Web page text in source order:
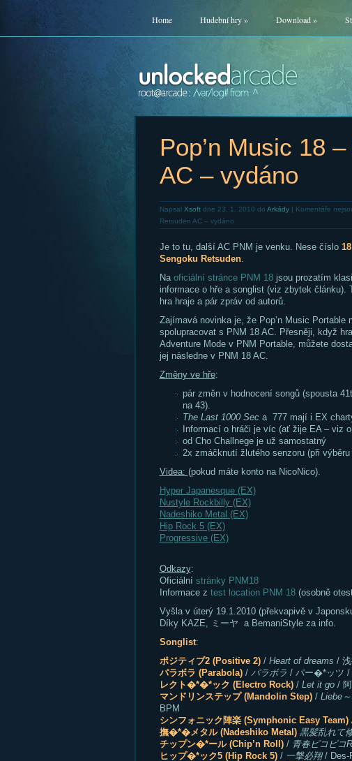
Home Hudební hry» Download»
Pop’n Music 18
AC – vydáno
Napsal Xsoftdne 23. 1. 2010 do Arkády| Komentáře
Retsuden AC – vydáno
Je to tu, další AC PNM je venku. Nese číslo 18
Sengoku Retsuden.
Na oficiální stránce PNM 18jsou prozatím
informace o hře a songlist (viz zbytek článku).
hra hraje a pár zpráv od autorů.
Zajímavá novinka je, že Pop’n Music Portable
spolupracovat s PNM 18 AC. Přesněji, když
Adventure Mode v PNM Portable, můžete
jej následne v PNM 18 AC.
Změny ve hře:
pár změn v hodnocení songů (spousta
na 43).
The Last 1000 Seca 777 mají i EX
Informací o hráči je víc (ať žije EA – viz
od Cho Challnege je už samostatný
2x zmáčknutí žlutého senzoru (při
Videa: (pokud máte konto na NicoNico).
Hyper Japanesque (EX)
Nustyle Rockbilly (EX)
Nadeshiko Metal (EX)
Hip Rock 5 (EX)
Progressive (EX)
Odkazy:
Oficiální stránky PNM18
Informace z test location PNM 18(osobně
Vyšla v úterý 19.1.2010 (překvapivě v
Díky KAZE, ミーヤ a BemaniStyle za info.
Songlist:
ポジティブ2 (Positive 2)/ Heart of dreams /
パラボラ (Parabola)/ パラボラ / パー�*ッツ /
レクト�*�*ック (Electro Rock)/ Let it go/ 阿
マンドリンステップ (Mandolin Step)/ Liebe
BPM
シンフォニック陣楽 (Symphonic Easy Team)
撫�*�メタル (Nadeshiko Metal) 黒髪乱れて
チップン�*ール (Chip’n Roll)/ 青春ピコピコ
ヒップ�*ック5 (Hip Rock 5)/一撃必翔/ Des-